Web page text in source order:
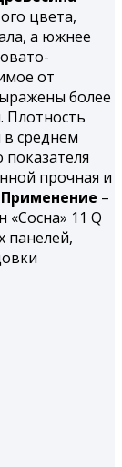
цвета,
а южнее
от
более
Плотность
среднем
показателя
прочная и
Применение –
11 Q
панелей,